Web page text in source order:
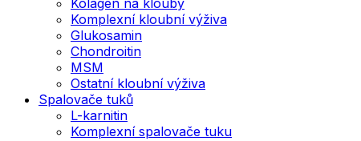
Komplexní kloubní výživa
Glukosamin
Chondroitin
MSM
Ostatní kloubní výživa
Spalovače tuků
L-karnitin
Komplexní spalovače tuku